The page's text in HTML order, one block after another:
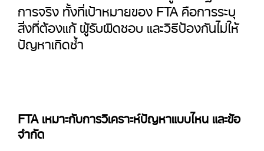
การจริง ทั้งที่เป้าหมายของ FTA คือการระบุ
สิ่งที่ต้องแก้ ผู้รับผิดชอบ และวิธีป้องกันไม่ให้
ปัญหาเกิดซ้ำ
FTA เหมาะกับการวิเคราะห์ปัญหาแบบไหน และข้อ
จำกัด